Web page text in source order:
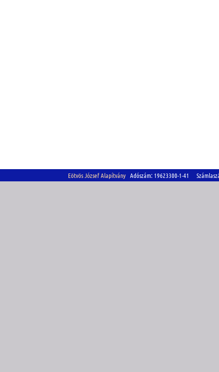
Eötvös József Alapítvány Adószám: 19623300-1-41